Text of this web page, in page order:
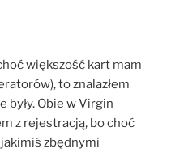
większość kart mam
to znalazłem
Obie w Virgin
z rejestracją, bo choć
zbędnymi